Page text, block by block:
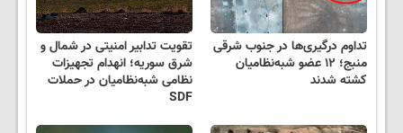
تداوم‌ درگیری‌ها در جنوب شرقی
منبج؛ ۱۲ عضو شبه‌نظامیان
کشته شدند
تقویت تدابیر امنیتی در شمال و
شرق سوریه؛ انهدام تجهیزات
نظامی شبه‌نظامیان در حملات
SDF